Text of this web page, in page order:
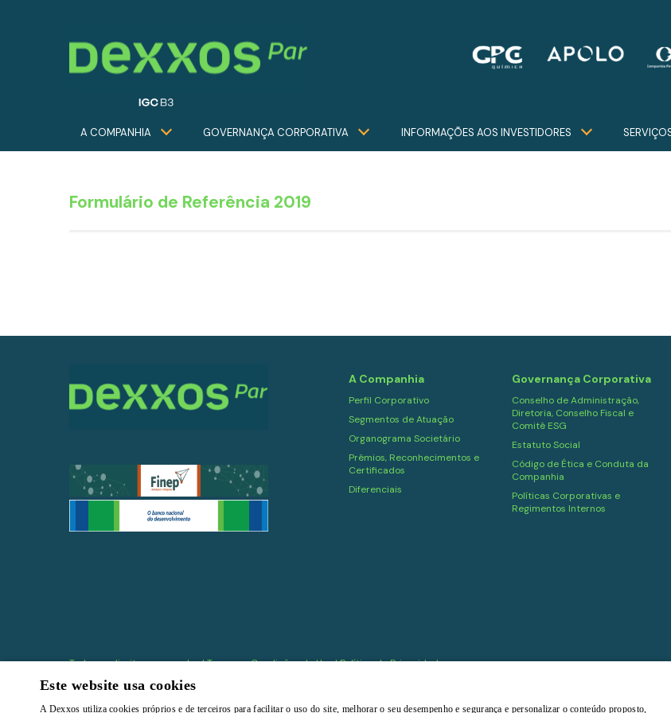
A COMPANHIA GOVERNANÇA CORPORATIVA INFORMAÇÕES AOS INVESTIDORES
Formulário de Referência 2019
A Companhia
Perfil Corporativo
Segmentos de Atuação
Organograma Societário
Prêmios, Reconhecimentos e
Certificados
Diferenciais
Governança Corporativa
Conselho de Administração,
Diretoria, Conselho Fiscal e
Comitê ESG
Estatuto Social
Código de Ética e Conduta da
Companhia
Políticas Corporativas e
Regimentos Internos
Todos os direitos reservados |Termos e Condições de Uso|Política de Privacidade
Powered by
Este website usa cookies
A Dexxos utiliza cookies próprios e de terceiros para facilitar o uso do site, melhorar o seu desempenho e segurança e personalizar o conteúdo proposto,